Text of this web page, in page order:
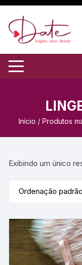
Início / Produtos
Exibindo um único